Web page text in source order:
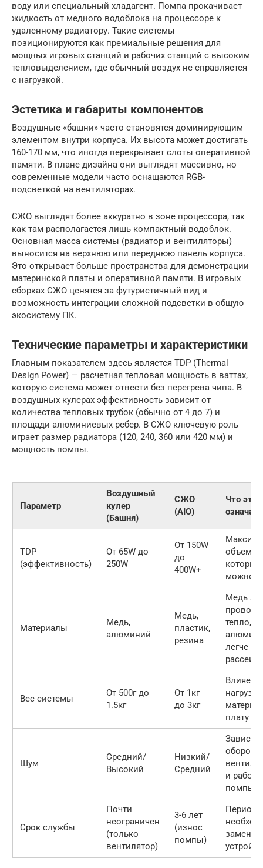
воду или специальный хладагент. Помпа прокачивает
жидкость от медного водоблока на процессоре к
удаленному радиатору. Такие системы
позиционируются как премиальные решения для
мощных игровых станций и рабочих станций с высоким
тепловыделением, где обычный воздух не справляется
с нагрузкой.
Эстетика и габариты компонентов
Воздушные «башни» часто становятся доминирующим
элементом внутри корпуса. Их высота может достигать
160-170 мм, что иногда перекрывает слоты оперативной
памяти. В плане дизайна они выглядят массивно, но
современные модели часто оснащаются RGB-
подсветкой на вентиляторах.
СЖО выглядят более аккуратно в зоне процессора, так
как там располагается лишь компактный водоблок.
Основная масса системы (радиатор и вентиляторы)
выносится на верхнюю или переднюю панель корпуса.
Это открывает больше пространства для демонстрации
материнской платы и оперативной памяти. В игровых
сборках СЖО ценятся за футуристичный вид и
возможность интеграции сложной подсветки в общую
экосистему ПК.
Технические параметры и характеристики
Главным показателем здесь является TDP (Thermal
Design Power) — расчетная тепловая мощность в ваттах,
которую система может отвести без перегрева чипа. В
воздушных кулерах эффективность зависит от
количества тепловых трубок (обычно от 4 до 7) и
площади алюминиевых ребер. В СЖО ключевую роль
играет размер радиатора (120, 240, 360 или 420 мм) и
мощность помпы.
Параметр
Воздушный
кулер
(Башня)
СЖО
(AIO)
Что это
означает
TDP
(эффективность)
От 65W до
250W
От 150W
до
400W+
объем
который
можно
Материалы
Медь,
алюминий
Медь,
пластик,
резина
Медь
тепло,
легче
Вес системы
От 500г до
1.5кг
От 1кг
до 3кг
Влияет
плату
Шум
Средний/
Высокий
Низкий/
Средний
Зависит
и работы
помпы
Срок службы
Почти
неограничен
(только
вентилятор)
3-6 лет
(износ
помпы)
Период
замены